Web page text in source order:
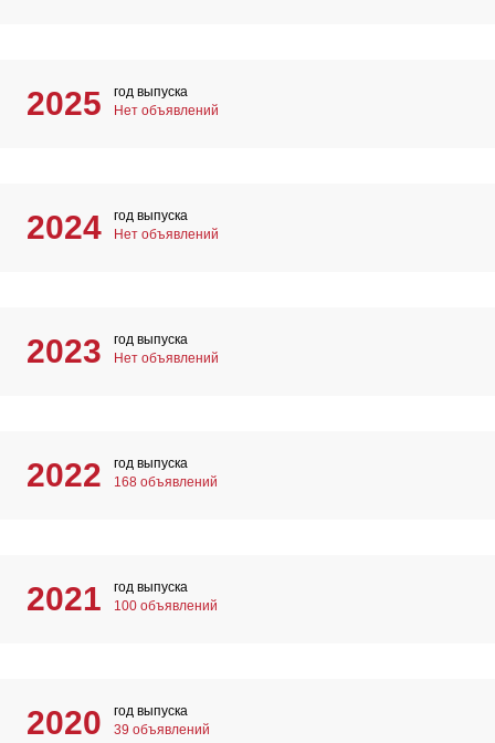
2025
год выпуска
Нет объявлений
2024
год выпуска
Нет объявлений
2023
год выпуска
Нет объявлений
2022
год выпуска
168 объявлений
2021
год выпуска
100 объявлений
2020
год выпуска
39 объявлений